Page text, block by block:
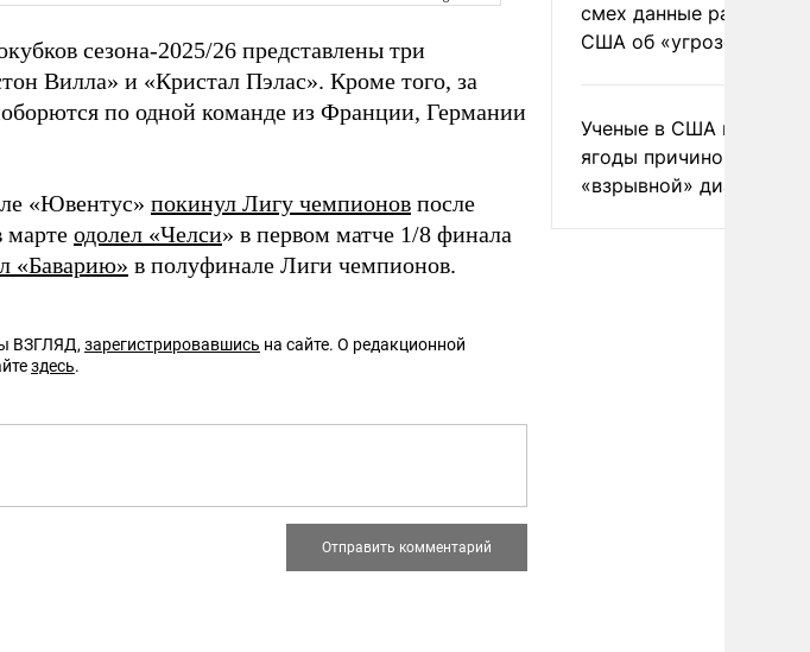
сезона-2025/26 представлены три
Вилла» и «Кристал Пэлас». Кроме того, за
по одной команде из Франции, Германии
«Ювентус» покинул Лигу чемпионов после
марте одолел «Челси» в первом матче 1/8 финала
«Баварию» в полуфинале Лиги чемпионов.
ВЗГЛЯД, зарегистрировавшись на сайте. О редакционной
здесь.
смех данные разведки
США об «угрозе
Ученые в США назвали
ягоды причиной
«взрывной» диареи